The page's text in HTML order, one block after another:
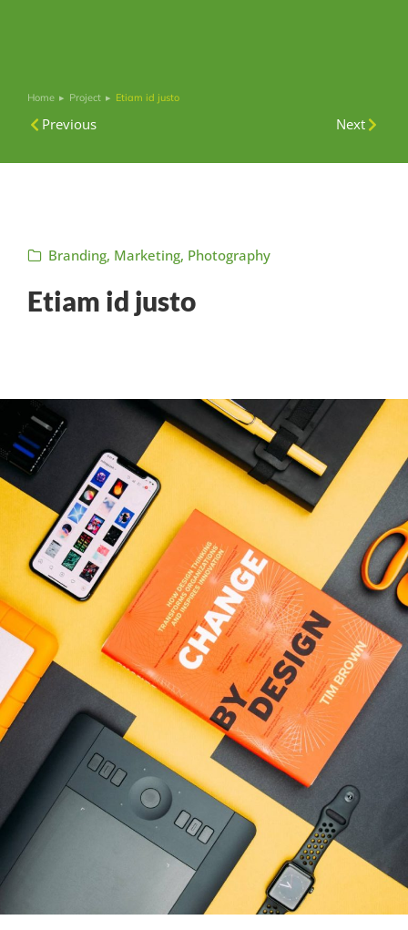
Je bent hier:
Home Project Etiam id justo
Previous Next
Branding, Marketing, Photography
Etiam id justo